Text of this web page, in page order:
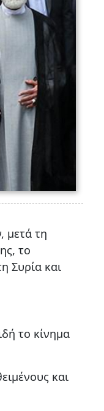
μετά τη
το
Συρία και
το κίνημα
και